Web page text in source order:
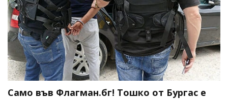
Само във Флагман.бг! Тошко от Бургас е